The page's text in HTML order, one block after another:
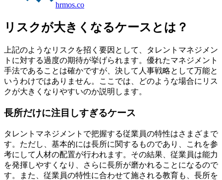
hrmos.co
リスクが大きくなるケースとは？
上記のようなリスクを招く要因として、タレントマネジメン
トに対する過度の期待が挙げられます。優れたマネジメント
手法であることは確かですが、決して人事戦略として万能と
いうわけではありません。ここでは、どのような場合にリス
クが大きくなりやすいのか説明します。
長所だけに注目しすぎるケース
タレントマネジメントで把握する従業員の特性はさまざまで
す。ただし、基本的には長所に関するものであり、これを参
考にして人材の配置が行われます。その結果、従業員は能力
を発揮しやすくなり、さらに長所が磨かれることになるので
す。また、従業員の特性に合わせて施される教育も、長所を